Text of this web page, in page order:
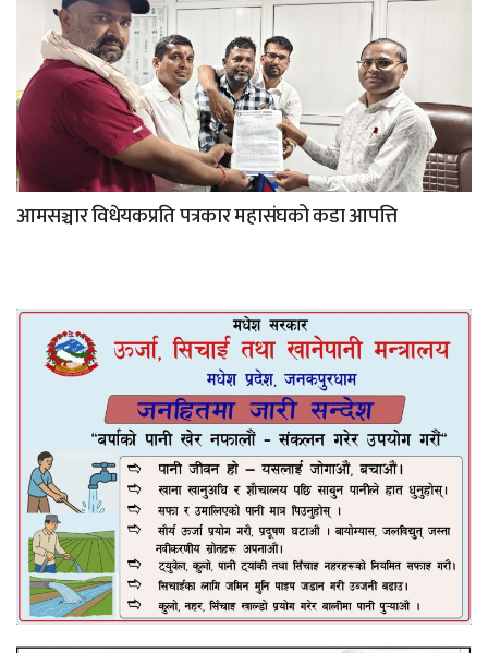
आमसञ्चार विधेयकप्रति पत्रकार महासंघको कडा आपत्ति